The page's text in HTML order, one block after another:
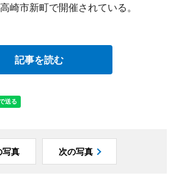
崎市新町で開催されている。
記事を読む
写真 次の写真